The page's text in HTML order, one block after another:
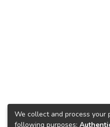
We collect and process your
following purposes: